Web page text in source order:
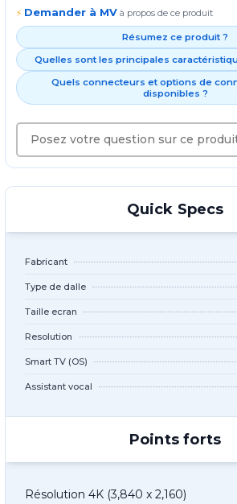
⚡ Demander à MV à propos de ce produit
Résumez ce produit ?
Quelles sont les principales
Quels connecteurs et options de
disponibles ?
Quick Specs
Fabricant
Type de dalle
Taille ecran
Resolution
Smart TV (OS)
Assistant vocal
Points forts
Résolution 4K (3,840 x 2,160)